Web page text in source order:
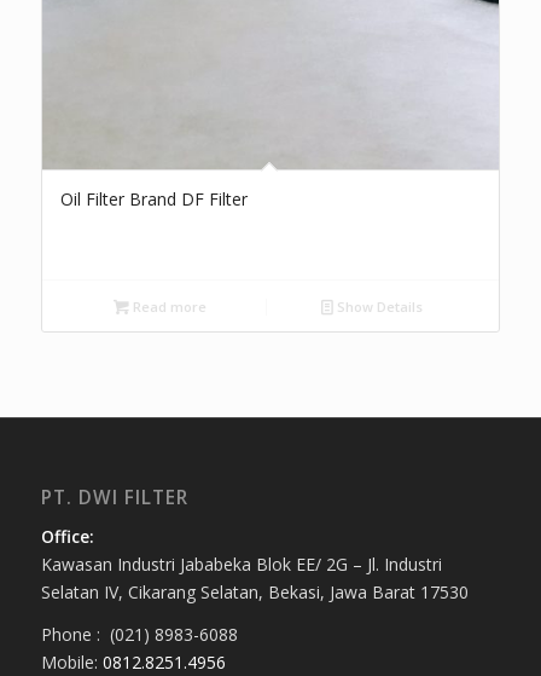
Oil Filter Brand DF Filter
Read more Show Details
PT. DWI FILTER
Office:
Kawasan Industri Jababeka Blok EE/ 2G – Jl. Industri
Selatan IV, Cikarang Selatan, Bekasi, Jawa Barat 17530
Phone : (021) 8983-6088
Mobile: 0812.8251.4956